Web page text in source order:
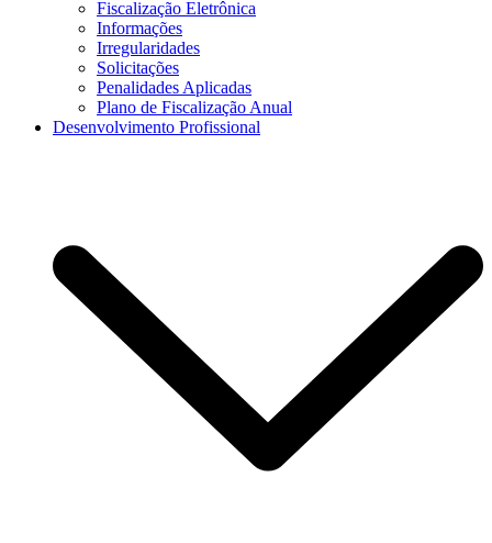
Fiscalização Eletrônica
Informações
Irregularidades
Solicitações
Penalidades Aplicadas
Plano de Fiscalização Anual
Desenvolvimento Profissional